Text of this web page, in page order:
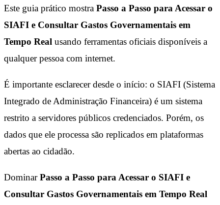
Este guia prático mostra Passo a Passo para Acessar o
SIAFI e Consultar Gastos Governamentais em
Tempo Real usando ferramentas oficiais disponíveis a
qualquer pessoa com internet.
É importante esclarecer desde o início: o SIAFI (Sistema
Integrado de Administração Financeira) é um sistema
restrito a servidores públicos credenciados. Porém, os
dados que ele processa são replicados em plataformas
abertas ao cidadão.
DominarPasso a Passo para Acessar o SIAFI e
Consultar Gastos Governamentais em Tempo Real